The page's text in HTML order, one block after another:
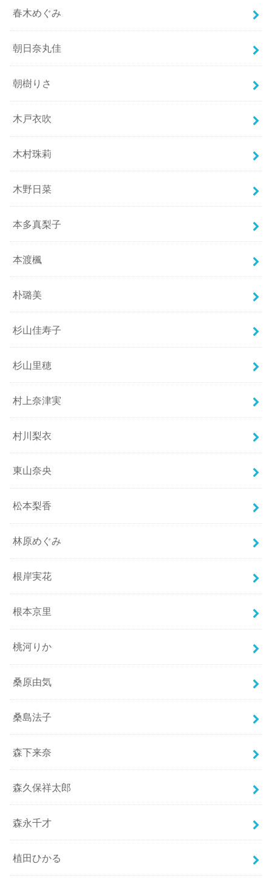
春木めぐみ
朝日奈丸佳
朝樹りさ
木戸衣吹
木村珠莉
木野日菜
本多真梨子
本渡楓
朴璐美
杉山佳寿子
杉山里穂
村上奈津実
村川梨衣
東山奈央
松本梨香
林原めぐみ
根岸実花
根本京里
桃河りか
桑原由気
桑島法子
森下来奈
森久保祥太郎
森永千才
植田ひかる